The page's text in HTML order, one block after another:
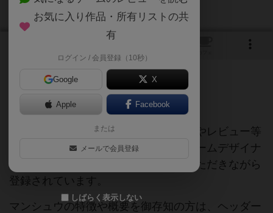
ご協力ください
当サイトに掲載されている作品説明文やレビュー等
の情報は、ボドゲーマ運営事務局・ゲームデザイナ
ーご本人様・有志の皆様にご協力をいただきながら
登録されています。
マンシュウの特徴や概要を御存知の方は、ヘッダー
お気に入り作品・所有リストの共
有
ログイン / 会員登録（10秒）
Google X
Apple Facebook
または
メールで会員登録
しばらく表示しない